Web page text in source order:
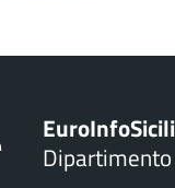
EuroInfo